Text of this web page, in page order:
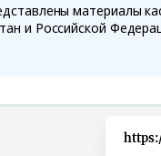
материалы
и Российской